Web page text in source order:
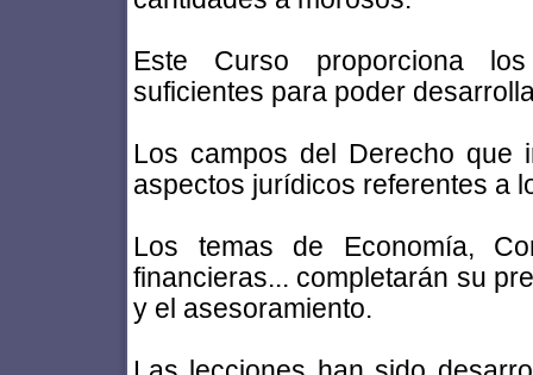
Este Curso proporciona
suficientes para poder
Los campos del Derecho que
aspectos jurídicos referentes a
Los temas de Economía,
financieras... completarán su
y el asesoramiento.